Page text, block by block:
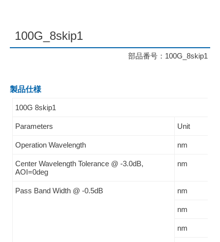
100G_8skip1
部品番号：100G_8skip1
製品仕様
100G 8skip1
Parameters Unit
Operation Wavelength nm
Center Wavelength Tolerance @ -3.0dB,
AOI=0deg
nm
Pass Band Width @ -0.5dB nm
nm
nm